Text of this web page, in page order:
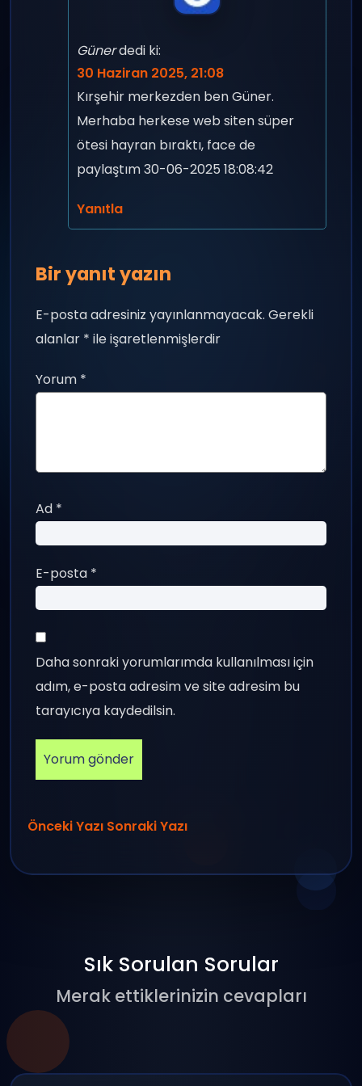
Günerdedi ki:
30 Haziran 2025, 21:08
Kırşehir merkezden ben Güner.
Merhaba herkese web siten süper
ötesi hayran bıraktı, face de
paylaştım 30-06-2025 18:08:42
Yanıtla
Bir yanıt yazın
E-posta adresiniz yayınlanmayacak. Gerekli
alanlar * ile işaretlenmişlerdir
Yorum *
Ad *
E-posta *
Daha sonraki yorumlarımda kullanılması için
adım, e-posta adresim ve site adresim bu
tarayıcıya kaydedilsin.
Önceki Yazı Sonraki Yazı
Sık Sorulan Sorular
Merak ettiklerinizin cevapları